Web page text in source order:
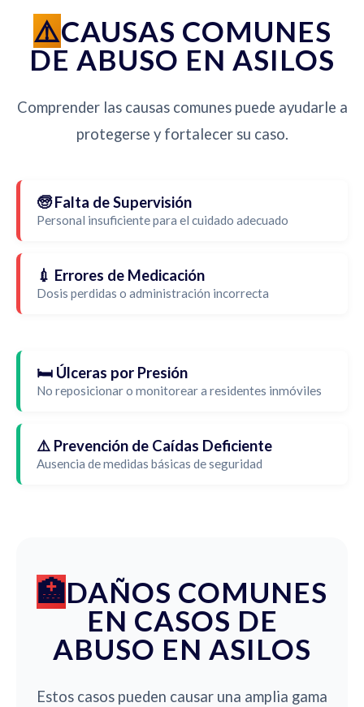
CAUSAS COMUNES
DE ABUSO EN ASILOS
Comprender las causas comunes puede ayudarle a
protegerse y fortalecer su caso.
🧓 Falta de Supervisión
Personal insuficiente para el cuidado adecuado
💉 Errores de Medicación
Dosis perdidas o administración incorrecta
🛏️ Úlceras por Presión
No reposicionar o monitorear a residentes inmóviles
⚠️ Prevención de Caídas Deficiente
Ausencia de medidas básicas de seguridad
DAÑOS COMUNES
EN CASOS DE
ABUSO EN ASILOS
Estos casos pueden causar una amplia gama